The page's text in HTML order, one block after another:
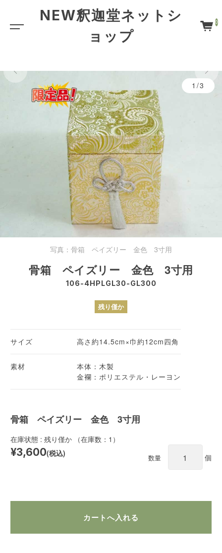
NEW釈迦堂ネットシ
ョップ
0
写真：骨箱 ペイズリー 金色 3寸用
1/3
骨箱 ペイズリー 金色 3寸用
106-4HPLGL30-GL300
残り僅か
サイズ 高さ約14.5cm×巾約12cm四角
素材
本体：木製
金襴：ポリエステル・レーヨン
骨箱 ペイズリー 金色 3寸用
在庫状態 : 残り僅か （在庫数：1）
¥3,600(税込)
数量 個